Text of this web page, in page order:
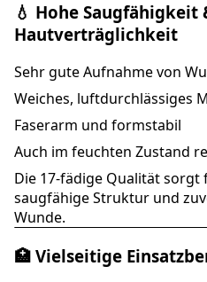
💧 Hohe Saugfähigkeit
Hautverträglichkeit
Sehr gute Aufnahme von
Weiches, luftdurchlässiges
Faserarm und formstabil
Auch im feuchten Zustand
Die 17-fädige Qualität sorgt
saugfähige Struktur und
Wunde.
🏥 Vielseitige